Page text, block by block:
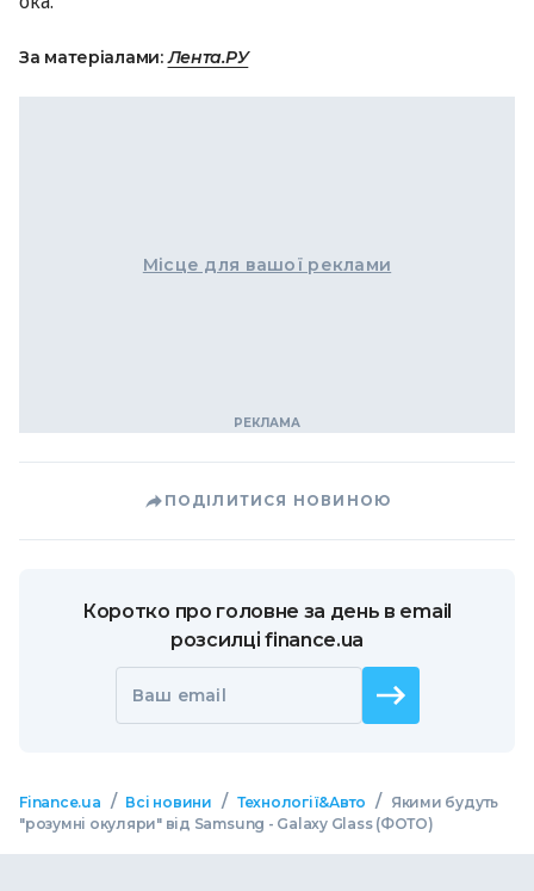
За матеріалами:Лента.РУ
Місце для вашої реклами
ПОДІЛИТИСЯ НОВИНОЮ
Коротко про головне за день в email
розсилці finance.ua
Ваш email
Finance.ua / Всі новини / Технології&Авто /
Якими будуть
"розумні окуляри" від Samsung - Galaxy Glass (ФОТО)